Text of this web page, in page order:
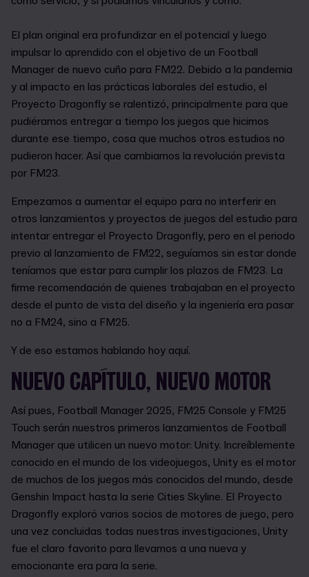
El plan original era profundizar en el potencial y luego
impulsar lo aprendido con el objetivo de un Football
Manager de nuevo cuño para FM22. Debido a la pandemia
y al impacto en las prácticas laborales del estudio, el
Proyecto Dragonfly se ralentizó, principalmente para que
pudiéramos entregar a tiempo los juegos que hicimos
durante ese tiempo, cosa que muchos otros estudios no
pudieron hacer. Así que cambiamos la revolución prevista
por FM23.
Empezamos a aumentar el equipo para no interferir en
otros lanzamientos y proyectos de juegos del estudio para
intentar entregar el Proyecto Dragonfly, pero en el periodo
previo al lanzamiento de FM22, seguíamos sin estar donde
teníamos que estar para cumplir los plazos de FM23. La
firme recomendación de quienes trabajaban en el proyecto
desde el punto de vista del diseño y la ingeniería era pasar
no a FM24, sino a FM25.
Y de eso estamos hablando hoy aquí.
NUEVO CAPÍTULO, NUEVO MOTOR
Así pues, Football Manager 2025, FM25 Console y FM25
Touch serán nuestros primeros lanzamientos de Football
Manager que utilicen un nuevo motor: Unity. Increíblemente
conocido en el mundo de los videojuegos, Unity es el motor
de muchos de los juegos más conocidos del mundo, desde
Genshin Impact hasta la serie Cities Skyline. El Proyecto
Dragonfly exploró varios socios de motores de juego, pero
una vez concluidas todas nuestras investigaciones, Unity
fue el claro favorito para llevarnos a una nueva y
emocionante era para la serie.